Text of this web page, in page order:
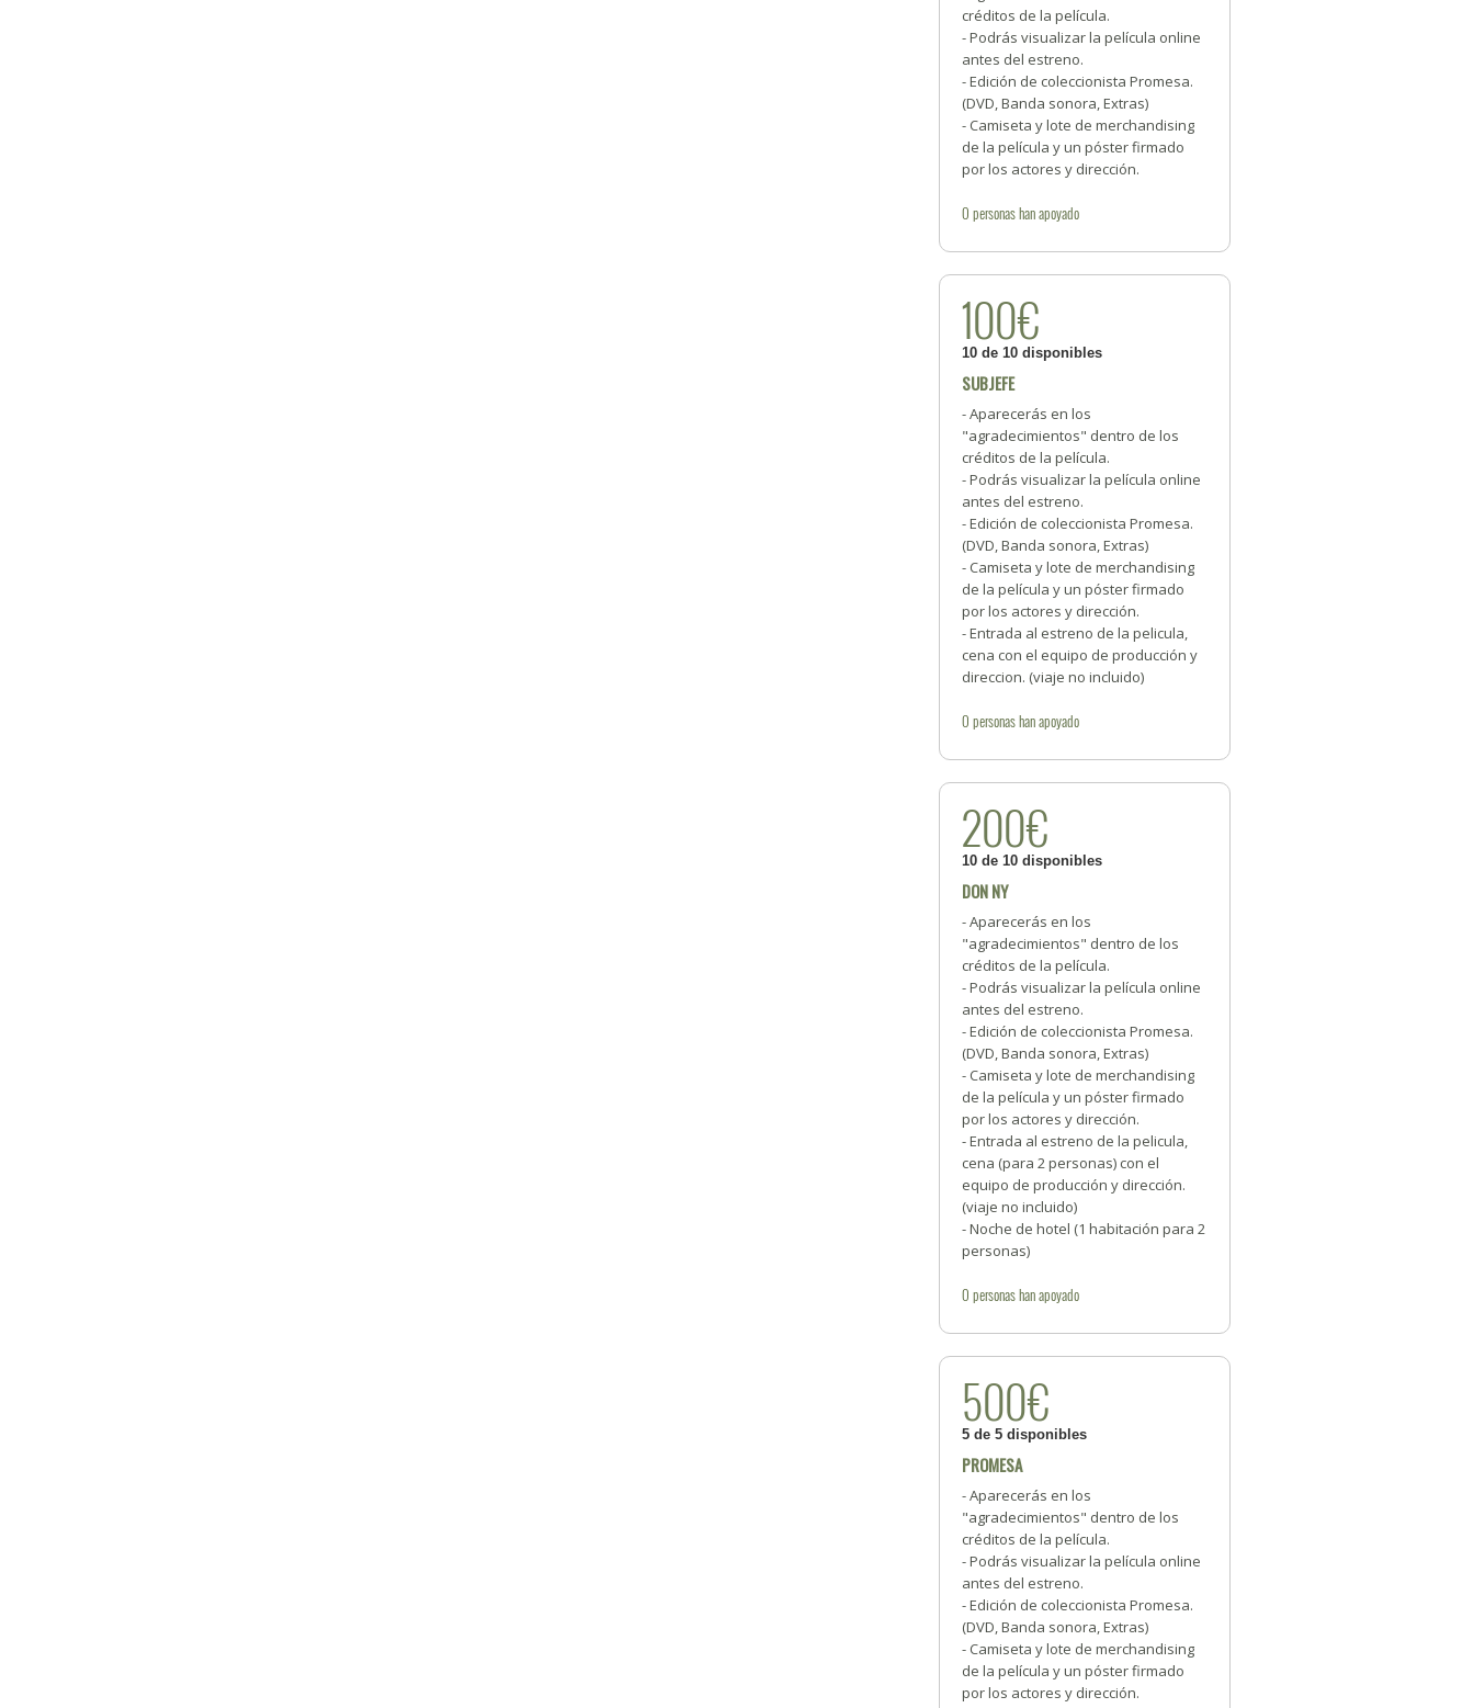
créditos de la película.
- Podrás visualizar la película online
antes del estreno.
- Edición de coleccionista Promesa.
(DVD, Banda sonora, Extras)
- Camiseta y lote de merchandising
de la película y un póster firmado
por los actores y dirección.
0personashan apoyado
100€
10 de 10 disponibles
SUBJEFE
- Aparecerás en los
"agradecimientos" dentro de los
créditos de la película.
- Podrás visualizar la película online
antes del estreno.
- Edición de coleccionista Promesa.
(DVD, Banda sonora, Extras)
- Camiseta y lote de merchandising
de la película y un póster firmado
por los actores y dirección.
- Entrada al estreno de la pelicula,
cena con el equipo de producción y
direccion. (viaje no incluido)
0personashan apoyado
200€
10 de 10 disponibles
DON NY
- Aparecerás en los
"agradecimientos" dentro de los
créditos de la película.
- Podrás visualizar la película online
antes del estreno.
- Edición de coleccionista Promesa.
(DVD, Banda sonora, Extras)
- Camiseta y lote de merchandising
de la película y un póster firmado
por los actores y dirección.
- Entrada al estreno de la pelicula,
cena (para 2 personas) con el
equipo de producción y dirección.
(viaje no incluido)
- Noche de hotel (1 habitación para 2
personas)
0personashan apoyado
500€
5 de 5 disponibles
PROMESA
- Aparecerás en los
"agradecimientos" dentro de los
créditos de la película.
- Podrás visualizar la película online
antes del estreno.
- Edición de coleccionista Promesa.
(DVD, Banda sonora, Extras)
- Camiseta y lote de merchandising
de la película y un póster firmado
por los actores y dirección.